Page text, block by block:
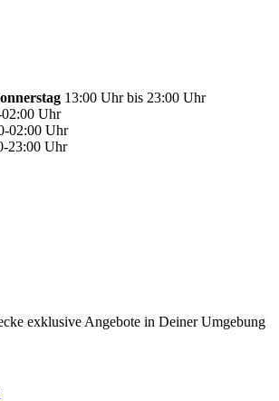
13:00 Uhr bis 23:00 Uhr
Uhr
02:00 Uhr
23:00 Uhr